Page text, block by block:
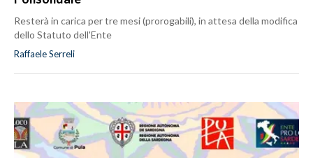
Resterà in carica per tre mesi (prorogabili), in attesa della modifica
dello Statuto dell'Ente
Raffaele Serreli